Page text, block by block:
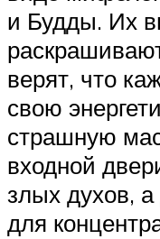
и Будды. Их
верят, что
свою
страшную
входной
злых духов,
для